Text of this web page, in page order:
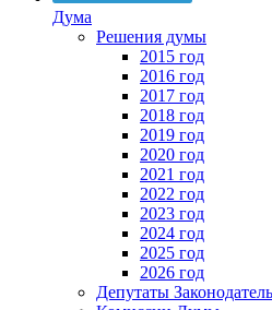
Дума
Решения думы
2015 год
2016 год
2017 год
2018 год
2019 год
2020 год
2021 год
2022 год
2023 год
2024 год
2025 год
2026 год
Депутаты